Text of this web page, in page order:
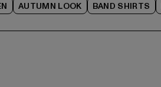
AUTUMN LOOK BAND SHIRTS